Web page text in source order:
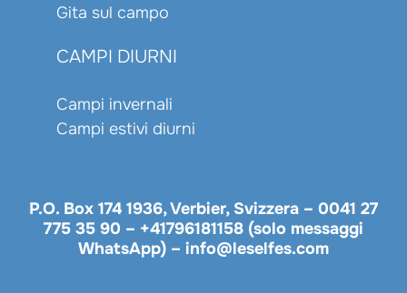
Gita sul campo
CAMPI DIURNI
Campi invernali
Campi estivi diurni
P.O. Box 174 1936, Verbier, Svizzera – 0041 27
775 35 90 – +41796181158 (solo messaggi
WhatsApp)– info@leselfes.com